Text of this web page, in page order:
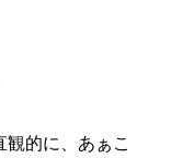
的に、あぁこ